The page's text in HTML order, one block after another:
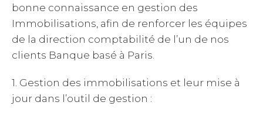
bonne connaissance en gestion des
Immobilisations, afin de renforcer les équipes
de la direction comptabilité de l’un de nos
clients Banque basé à Paris.
1. Gestion des immobilisations et leur mise à
jour dans l’outil de gestion :